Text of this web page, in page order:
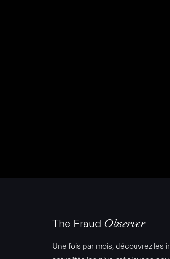
The Fraud Observer
Une fois par mois, découvrez les